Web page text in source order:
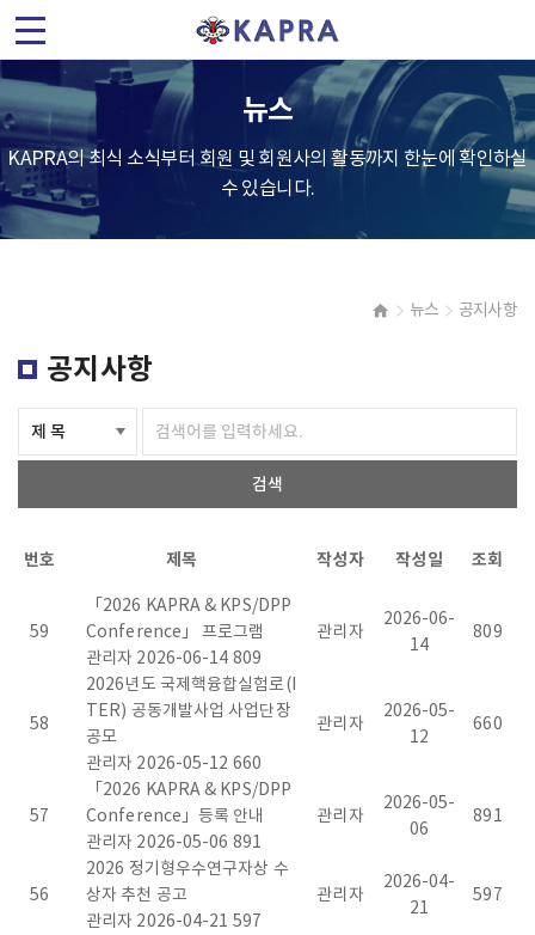
(
사
)
한
국
및
플
즈
연
회
뉴스
KAPRA의 최식 소식부터 회원 및 회원사의 활동까지 한눈에 확인하실
수 있습니다.
뉴스 공지사항
공지사항
검색
번호 제목 작성자 작성일 조회
59
「2026 KAPRA & KPS/DPP
Conference」 프로그램
관리자 2026-06-14 809
관리자
2026-06-
14
809
58
2026년도 국제핵융합실험로(I
TER) 공동개발사업 사업단장
공모
관리자 2026-05-12 660
관리자
2026-05-
12
660
57
「2026 KAPRA & KPS/DPP
Conference」등록 안내
관리자 2026-05-06 891
관리자
2026-05-
06
891
56
2026 정기형우수연구자상 수
상자 추천 공고
관리자 2026-04-21 597
관리자
2026-04-
21
597